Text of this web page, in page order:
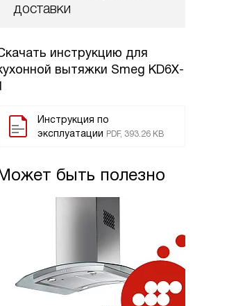
доставки
инструкцию для
вытяжки Smeg KD6X-
Инструкция по
эксплуатации PDF, 393.26 KB
быть полезно